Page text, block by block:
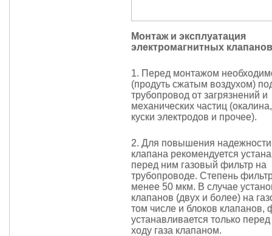
Монтаж и эксплуатация
электромагнитных
1. Перед монтажом
(продуть сжатым воздухом)
трубопровод от загрязнений и
механических частиц
куски электродов и прочее).
2. Для повышения
клапана рекомендуется
перед ним газовый фильтр на
трубопроводе. Степень
менее 50 мкм. В случае
клапанов (двух и более) на
том числе и блоков клапанов,
устанавливается только
ходу газа клапаном.